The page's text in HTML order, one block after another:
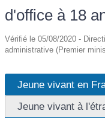
d'office à 18
Vérifié le 05/08/2020 -
administrative (Premier
Jeune vivant en
Jeune vivant à